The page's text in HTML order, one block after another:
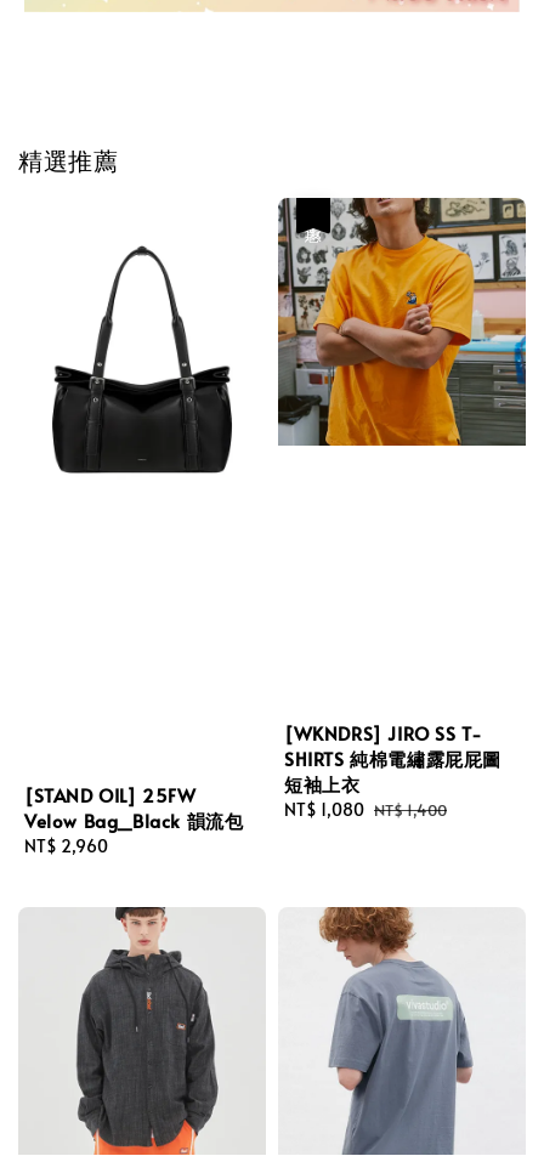
精選推薦
[STAND OIL] 25FW
Velow Bag_Black 韻流包
Regular
NT$ 2,960
[WKNDRS] JIRO SS T-
SHIRTS 純棉電繡露屁屁圖
短袖上衣
Sale
NT$ 1,080 Regular
NT$ 1,400